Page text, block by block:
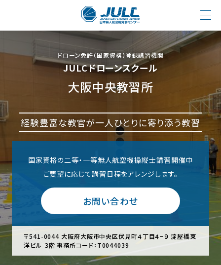
ドローン免許（国家資格）登録講習機関
JULCドローンスクール
大阪中央教習所
経験豊富な教官が一人ひとりに寄り添う教習
国家資格の二等・一等無人航空機操縦士講習開催中
ご要望に応じて講習日程をアレンジします。
お問い合わせ
〒541-0044 大阪府大阪市中央区伏見町４丁目４−９ 淀屋橋東
洋ビル ３階 事務所コード：T0044039